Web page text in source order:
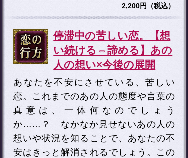
2,200円（税込）
停滞中の苦しい恋。【想
い続ける⇔諦める】あの
人の想い×今後の展開
あなたを不安にさせている、苦しい
恋。これまでのあの人の態度や言葉の
真意は、一体何なのでしょう
か……？ なかなか見せないあの人の
想いや状況を知ることで、あなたの不
安はきっと解消されるでしょう。この